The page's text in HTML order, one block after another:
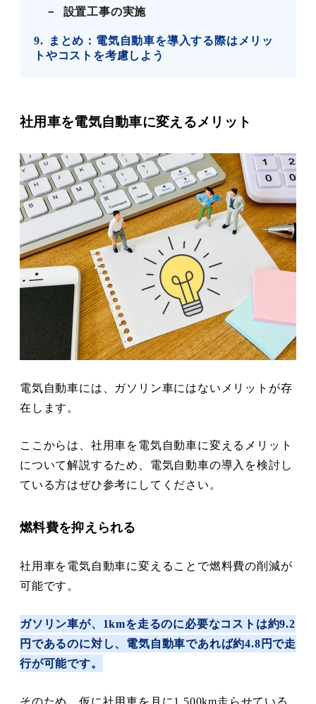
設置工事の実施
9
まとめ：電気自動車を導入する際はメリッ
トやコストを考慮しよう
社用車を電気自動車に変えるメリット
電気自動車には、ガソリン車にはないメリットが存
在します。
ここからは、社用車を電気自動車に変えるメリット
について解説するため、電気自動車の導入を検討し
ている方はぜひ参考にしてください。
燃料費を抑えられる
社用車を電気自動車に変えることで燃料費の削減が
可能です。
ガソリン車が、1kmを走るのに必要なコストは約9.2
円であるのに対し、電気自動車であれば約4.8円で走
行が可能です。
そのため、仮に社用車を月に1,500km走らせている